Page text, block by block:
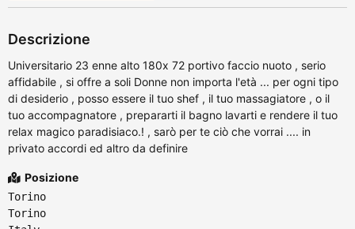
Descrizione
Universitario 23 enne alto 180x 72 portivo faccio nuoto , serio
affidabile , si offre a soli Donne non importa l'età ... per ogni tipo
di desiderio , posso essere il tuo shef , il tuo massagiatore , o il
tuo accompagnatore , prepararti il bagno lavarti e rendere il tuo
relax magico paradisiaco.! , sarò per te ciò che vorrai .... in
privato accordi ed altro da definire
Posizione
Torino
Torino